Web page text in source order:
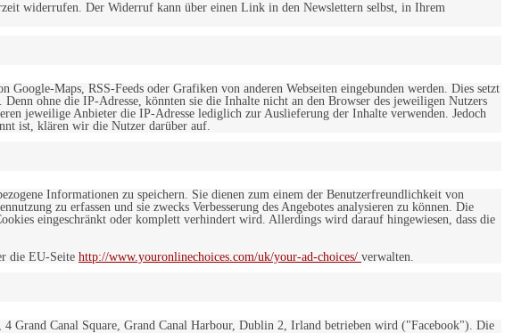
widerrufen. Der Widerruf kann über einen Link in den Newslettern selbst, in Ihrem
Maps, RSS-Feeds oder Grafiken von anderen Webseiten eingebunden werden. Dies setzt
ohne die IP-Adresse, könnten sie die Inhalte nicht an den Browser des jeweiligen Nutzers
jeweilige Anbieter die IP-Adresse lediglich zur Auslieferung der Inhalte verwenden. Jedoch
ist, klären wir die Nutzer darüber auf.
Informationen zu speichern. Sie dienen zum einem der Benutzerfreundlichkeit von
zu erfassen und sie zwecks Verbesserung des Angebotes analysieren zu können. Die
eingeschränkt oder komplett verhindert wird. Allerdings wird darauf hingewiesen, dass die
die EU-Seite http://www.youronlinechoices.com/uk/your-ad-choices/ verwalten.
Grand Canal Square, Grand Canal Harbour, Dublin 2, Irland betrieben wird ("Facebook"). Die